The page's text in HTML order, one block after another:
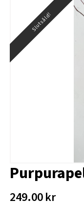
Slutsåld!
249.00kr